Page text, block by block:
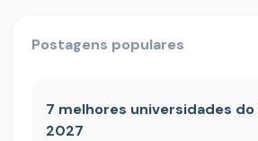
Postagens populares
7 melhores universidades
2027